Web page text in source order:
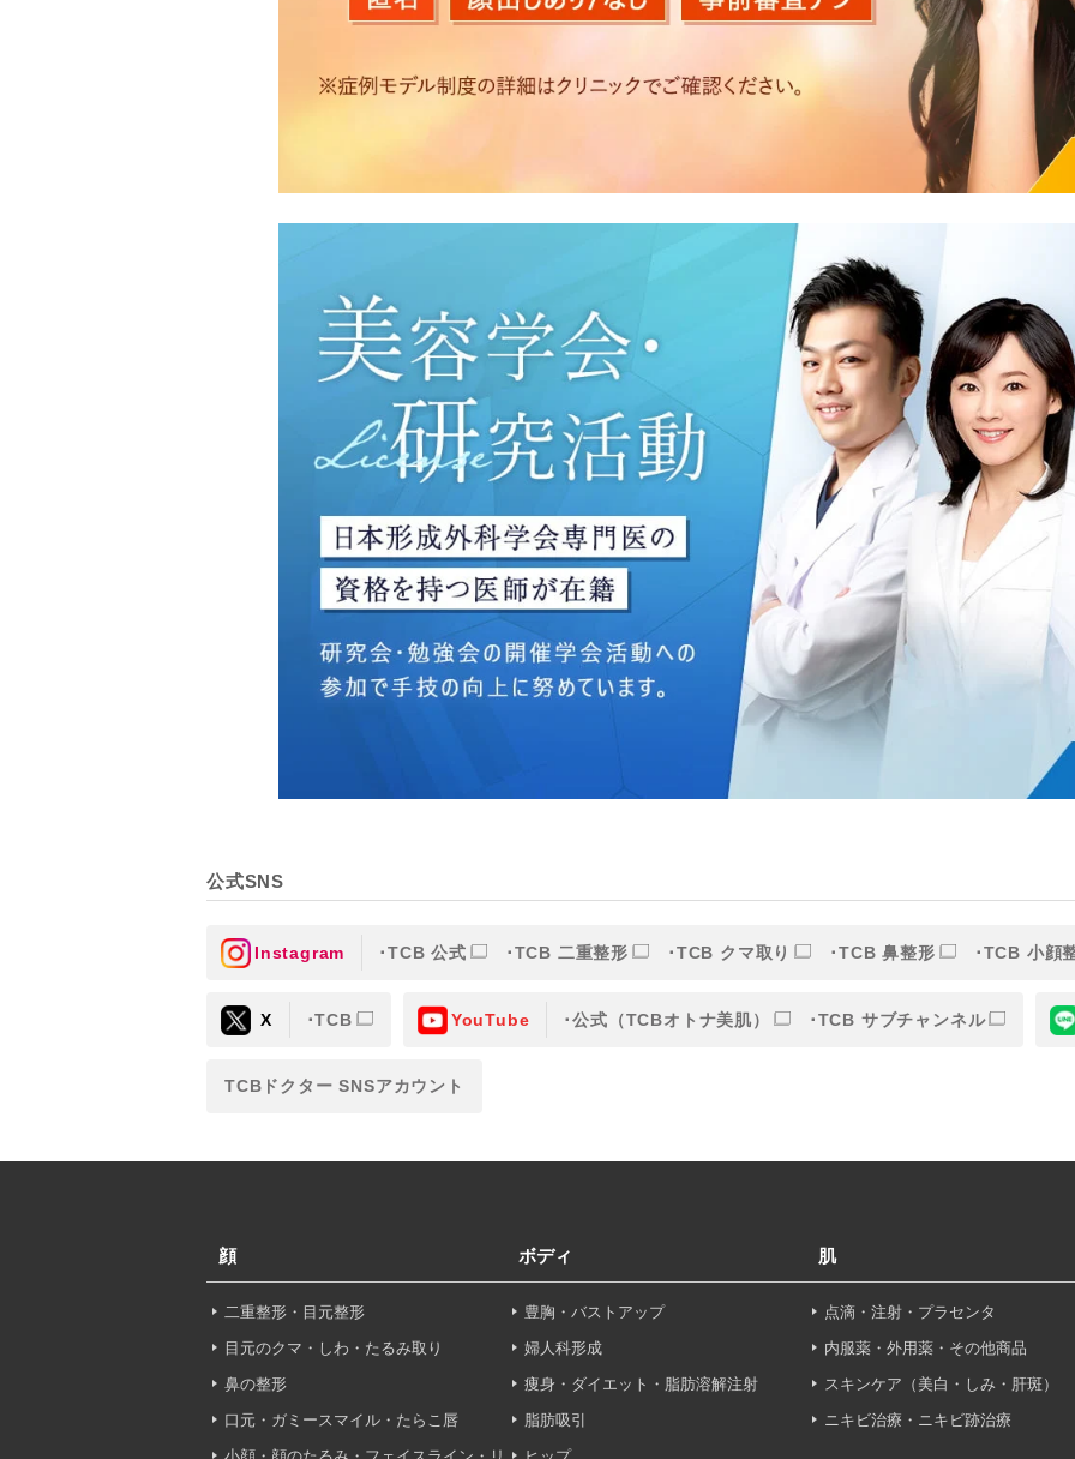
・医療サービスの提供に関する他の医療機関、検査機関及び研究機関との連携のため
・サービス向上を目的とした医療サービス・販売する医療関連商品に関する患者様へのア
・Cookie等の技術を用いたアクセス履歴、閲覧記録等に関する情報の収集、分析
・閲覧記録等から趣味・嗜好を分析した情報を使用しての広告に利用するため
・お問い合わせ又はご意見の内容確認及びその対応のため
・患者様のサービス利用状況の分析及び症例研究のため
・広告、宣伝、マーケティングのため
【個人情報の管理体制について】
TCBグループは、取り扱う個人情報を、厳正な管理の下に蓄積・保管し、当該個人情報
壊・改ざんおよび漏洩等を防止するため、必要かつ適切な組織的・人的・物理的・技術的
【個人情報の共同利用について】
TCBグループは、【利用目的】達成に必要な範囲で、取得情報を共同して利用することが
なお、共同利用にあたっては、一般社団法人メディカルアライアンスが個人情報の管理に
東京都港区西新橋3-25-33 フロンティア御成門7F
一般社団法人メディカルアライアンス
【利用目的】の達成のため
【外部委託について】
めを行い、契約にあたっては取得情報が適正に管理されるよう確保します。
以外の第三者に開示・提供することはありません。
【個人情報の開示・訂正・利用停止について】
TCBグループは、本人の申し出により個人情報に関する開示、訂正、更新、削除、利用停
て、これを適切に対応します。
問合せ先：個人情報お問合せフォーム
公式SNS
Instagram TCB 公式 TCB 二重整形 TCB クマ取り TCB 鼻整形 TCB 小顔
X TCB YouTube 公式（TCBオトナ美肌） TCB サブチャンネル
TCBドクター SNSアカウント
顔
二重整形・目元整形
目元のクマ・しわ・たるみ取り
鼻の整形
口元・ガミースマイル・たらこ唇
ボディ
豊胸・バストアップ
婦人科形成
痩身・ダイエット・脂肪溶解注射
脂肪吸引
肌
点滴・注射・プラセンタ
内服薬・外用薬・その他商品
スキンケア（美白・しみ・肝斑）
ニキビ治療・ニキビ跡治療